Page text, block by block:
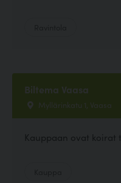
Biltema Vaasa
Myllärinkatu 1, Vaasa
Kauppaan ovat koirat